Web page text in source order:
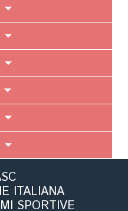
ITALIANA
SPORTIVE